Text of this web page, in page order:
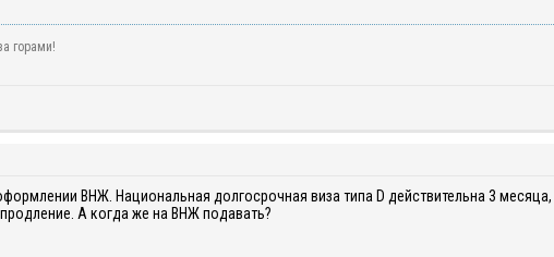
горами!
ВНЖ. Национальная долгосрочная виза типа D действительна 3
А когда же на ВНЖ подавать?